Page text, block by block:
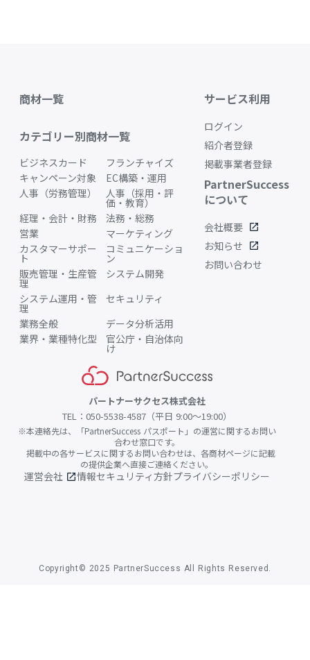
商材一覧
カテゴリー別商材一覧
ビジネスカード
フランチャイズ
キャンペーン対象
EC構築・運用
人事（労務管理）
人事（採用・評
価・教育）
経理・会計・財務
法務・総務
営業
マーケティング
カスタマーサポー
ト
コミュニケーショ
ン
販売管理・生産管
理
システム開発
システム運用・管
理
セキュリティ
業務全般
データ分析活用
業界・業種特化型
官公庁・自治体向
け
サービス利用
ログイン
紹介者登録
掲載事業者登録
PartnerSuccess
について
会社概要 open_in_new
お知らせ open_in_new
お問い合わせ
パートナーサクセス株式会社
TEL：050-5538-4587（平日 9:00〜19:00）
※本連絡先は、「PartnerSuccess パスポート」の運営に関するお問い
合わせ窓口です。
掲載中の各サービスに関するお問い合わせは、各商材ページに記載
の提供企業へ直接ご連絡ください。
運営会社 open_in_new情報セキュリティ方針プライバシーポリシー
Copyright© 2025 PartnerSuccess All Rights Reserved.